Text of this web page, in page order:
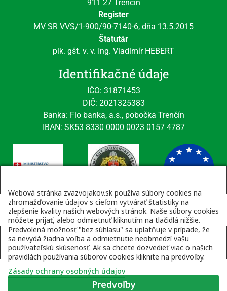
911 27 Trenčín
Register
MV SR VVS/1-900/90-7140-6, dňa 13.5.2015
Štatutár
plk. gšt. v. v. Ing. Vladimír HEBERT
Identifikačné údaje
IČO: 31871453
DIČ: 2021325383
Banka: Fio banka, a.s., pobočka Trenčín
IBAN: SK53 8330 0000 0023 0157 4787
Kontaktné údaje
email: tajomnik@zvsr.sk
telefón: 0908535335
vojenská linka: 0960 333 818
Videní spolu: 1518, dnes 1
Webová stránka zvazvojakov.sk používa súbory cookies na
zhromažďovanie údajov s cieľom vytvárať štatistiky na
zlepšenie kvality našich webových stránok. Naše súbory cookies
môžete prijať, alebo odmietnuť kliknutím na tlačidlá nižšie.
Predvolená možnosť "bez súhlasu" sa uplatňuje v prípade, že
sa nevydá žiadna voľba a odmietnutie neobmedzí vašu
používateľskú skúsenosť. Ak sa chcete dozvedieť viac o našich
pravidlách používania súborov cookies kliknite na predvoľby.
Zásady ochrany osobných údajov
Predvoľby